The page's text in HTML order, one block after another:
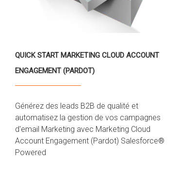
QUICK START MARKETING CLOUD ACCOUNT
ENGAGEMENT (PARDOT)
Générez des leads B2B de qualité et
automatisez la gestion de vos campagnes
d'email Marketing avec Marketing Cloud
Account Engagement (Pardot) Salesforce®
Powered